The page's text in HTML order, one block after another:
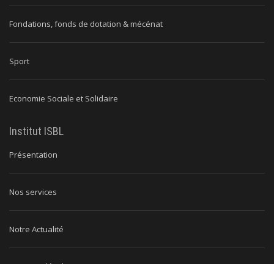
Fondations, fonds de dotation & mécénat
Sport
Economie Sociale et Solidaire
Institut ISBL
Présentation
Nos services
Notre Actualité